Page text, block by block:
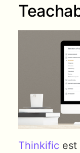
Thinkific est